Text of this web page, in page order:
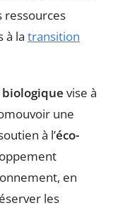
ressources
à la transition
vise à
une
à l’éco-
en
les